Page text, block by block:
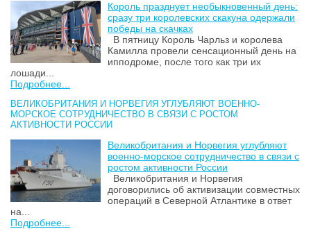
Король празднует необыкновенный день:
сразу три королевских скакуна одержали
победы на скачках
В пятницу Король Чарльз и королева
Камилла провели сенсационный день на
ипподроме, после того как три их
лошади...
Подробнее...
ВЕЛИКОБРИТАНИЯ И НОРВЕГИЯ УГЛУБЛЯЮТ ВОЕННО-
МОРСКОЕ СОТРУДНИЧЕСТВО В СВЯЗИ С РОСТОМ
АКТИВНОСТИ РОССИИ
Великобритания и Норвегия углубляют
военно-морское сотрудничество в связи с
ростом активности России
Великобритания и Норвегия
договорились об активизации совместных
операций в Северной Атлантике в ответ
на...
Подробнее...